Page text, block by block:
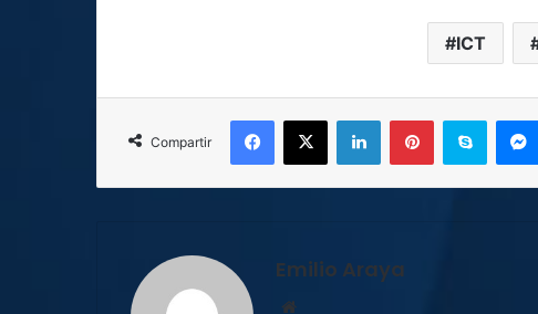
ICT
Compartir
Facebook
X LinkedInPinterestSkype
Emilio Araya